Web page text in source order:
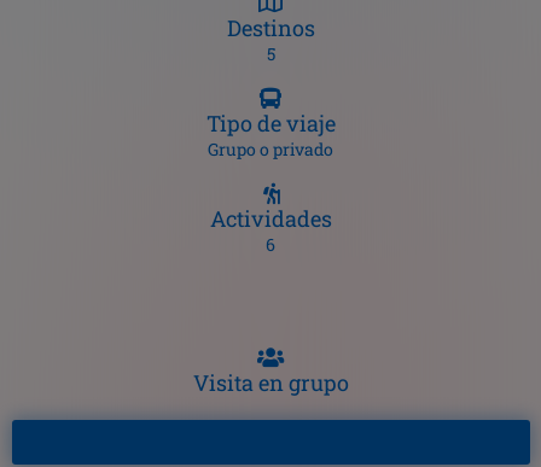
Destinos
5
Tipo de viaje
Grupo o privado
Actividades
6
Visita en grupo